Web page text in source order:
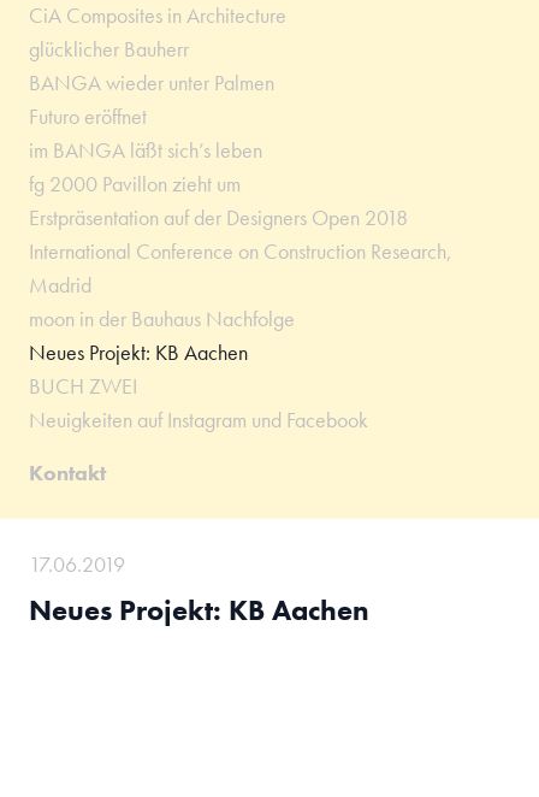
CiA Composites in Architecture
glücklicher Bauherr
BANGA wieder unter Palmen
Futuro eröffnet
im BANGA läßt sich’s leben
fg 2000 Pavillon zieht um
Erstpräsentation auf der Designers Open 2018
International Conference on Construction Research,
Madrid
moon in der Bauhaus Nachfolge
Neues Projekt: KB Aachen
BUCH ZWEI
Neuigkeiten auf Instagram und Facebook
Kontakt
17.06.2019
Neues Projekt: KB Aachen